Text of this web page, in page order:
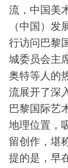
流，中国美
（中国）
行访问巴黎
城委员会主
奥特等人的
流展开了深
巴黎国际艺
地理位置，
留创作，堪
提的是，早